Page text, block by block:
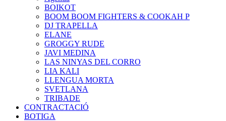
BOIKOT
BOOM BOOM FIGHTERS & COOKAH P
DJ TRAPELLA
ELANE
GROGGY RUDE
JAVI MEDINA
LAS NINYAS DEL CORRO
LIA KALI
LLENGUA MORTA
SVETLANA
TRIBADE
CONTRACTACIÓ
BOTIGA